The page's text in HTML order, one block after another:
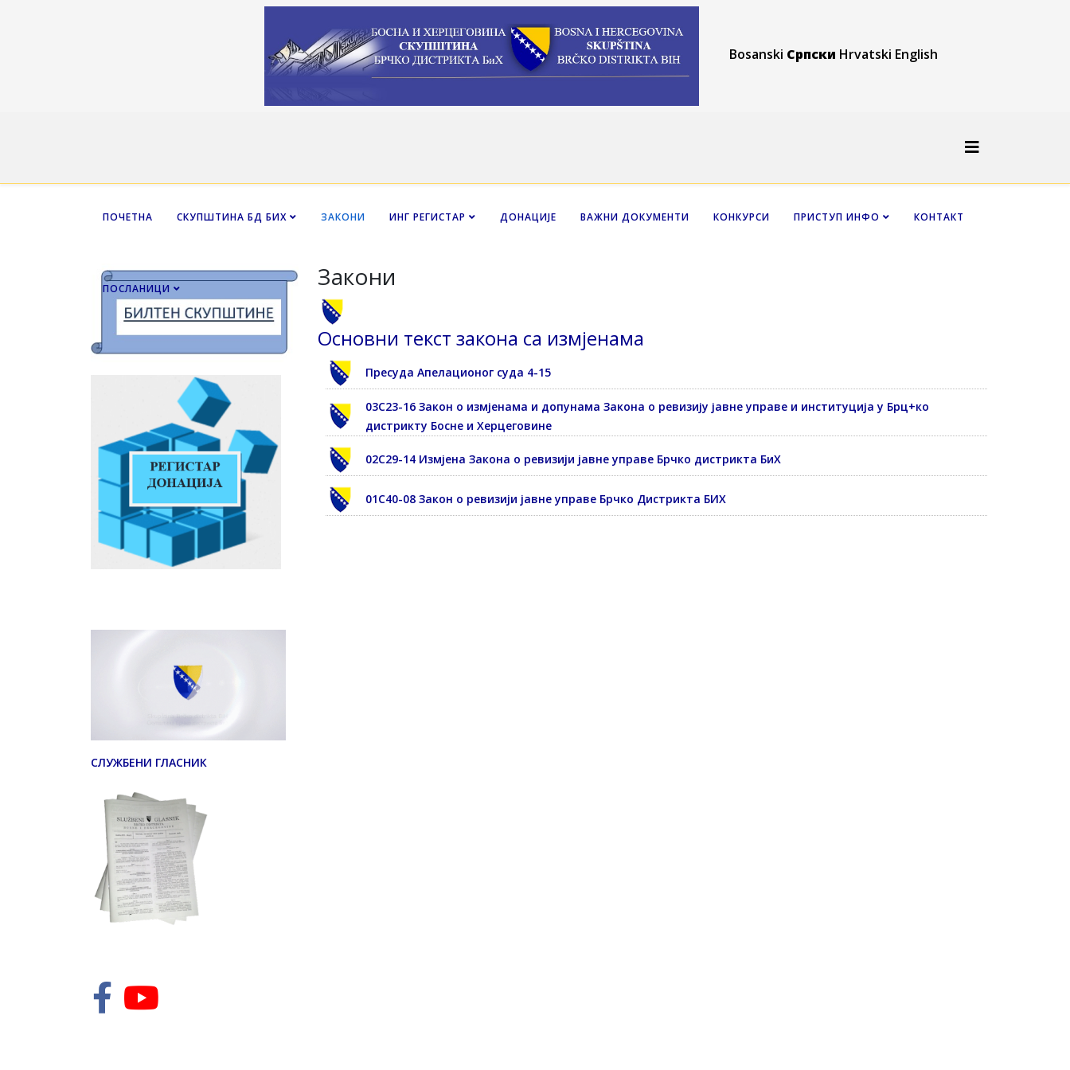
Bosanski Српски Hrvatski English
ПОЧЕТНА СКУПШТИНА БД БИХ ЗАКОНИ ИНГ РЕГИСТАР ДОНАЦИЈЕ ВАЖНИ ДОКУМЕНТИ КОНКУРСИ ПРИСТУП ИНФО КОНТАКТ
ПОСЛАНИЦИ
СЛУЖБЕНИ ГЛАСНИК
Закони
Основни текст закона са измјенама
Пресуда Апелационог суда 4-15
03С23-16 Закон о измјенама и допунама Закона о ревизију јавне управе и институција у Брц+ко
дистрикту Босне и Херцеговине
02С29-14 Измјена Закона о ревизији јавне управе Брчко дистрикта БиХ
01С40-08 Закон о ревизији јавне управе Брчко Дистрикта БИХ